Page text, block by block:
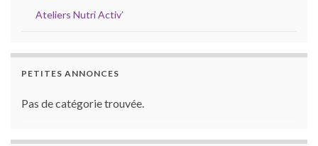
Ateliers Nutri Activ’
PETITES ANNONCES
Pas de catégorie trouvée.